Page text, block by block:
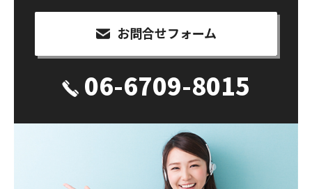
お問合せフォーム
06-6709-8015